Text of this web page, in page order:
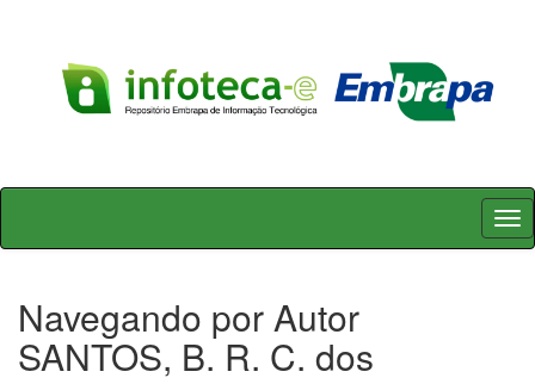
Skip
Navegando por Autor
SANTOS, B. R. C. dos